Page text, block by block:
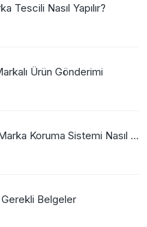
Tescili Nasıl Yapılır?
Ürün Gönderimi
Adım Adım Global Marka Koruma Sistemi Nasıl Çalışır?
Belgeler